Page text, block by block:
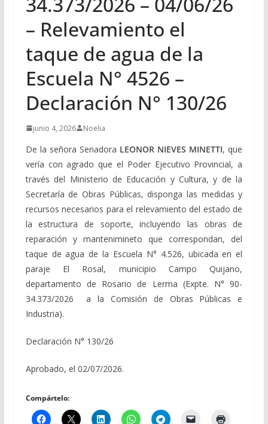
– Relevamiento el
taque de agua de la
Escuela N° 4526 –
Declaración N° 130/26
junio 4, 2026 Noelia
De la señora Senadora LEONOR NIEVES MINETTI, que
vería con agrado que el Poder Ejecutivo Provincial, a
través del Ministerio de Educación y Cultura, y de la
Secretaría de Obras Públicas, disponga las medidas y
recursos necesarios para el relevamiento del estado de
la estructura de soporte, incluyendo las obras de
reparación y mantenimineto que correspondan, del
taque de agua de la Escuela N° 4.526, ubicada en el
paraje El Rosal, municipio Campo Quijano,
departamento de Rosario de Lerma (Expte. N° 90-
34.373/2026
a la Comisión de Obras Públicas e
Industria).
Declaración N° 130/26
Aprobado, el 02/07/2026.
Compártelo: